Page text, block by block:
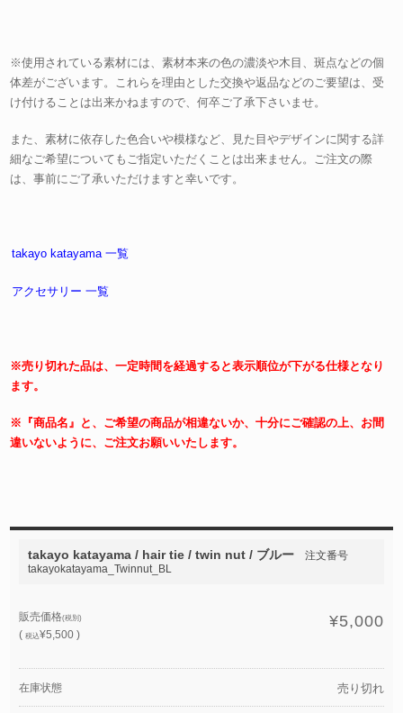
※使用されている素材には、素材本来の色の濃淡や木目、斑点などの個
体差がございます。これらを理由とした交換や返品などのご要望は、受
け付けることは出来かねますので、何卒ご了承下さいませ。
また、素材に依存した色合いや模様など、見た目やデザインに関する詳
細なご希望についてもご指定いただくことは出来ません。ご注文の際
は、事前にご了承いただけますと幸いです。
takayo katayama 一覧
アクセサリー 一覧
※売り切れた品は、一定時間を経過すると表示順位が下がる仕様となり
ます。
※『商品名』と、ご希望の商品が相違ないか、十分にご確認の上、お間
違いないように、ご注文お願いいたします。
takayo katayama / hair tie / twin nut / ブルー
注文番号
takayokatayama_Twinnut_BL
販売価格(税別)
(税込¥5,500 )
¥5,000
在庫状態 売り切れ